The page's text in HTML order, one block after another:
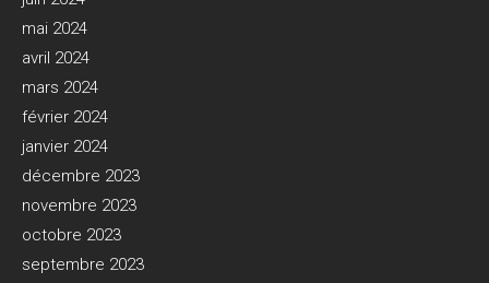
mai 2024
avril 2024
mars 2024
février 2024
janvier 2024
décembre 2023
novembre 2023
octobre 2023
septembre 2023